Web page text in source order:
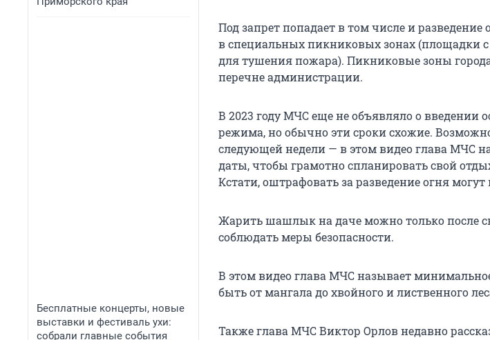
Бесплатные концерты, новые
выставки и фестиваль ухи:
собрали главные события
Под запрет попадает в том числе и
в специальных пикниковых зонах (площадки с
для тушения пожара). Пикниковые зоны
перечне администрации.
В 2023 году МЧС еще не объявляло о введении
режима, но обычно эти сроки схожие.
следующей недели — в этом видео глава МЧС
даты, чтобы грамотно спланировать свой
Кстати, оштрафовать за разведение огня
Жарить шашлык на даче можно только после
соблюдать меры безопасности.
В этом видео глава МЧС называет
быть от мангала до хвойного и лиственного
Также глава МЧС Виктор Орлов недавно